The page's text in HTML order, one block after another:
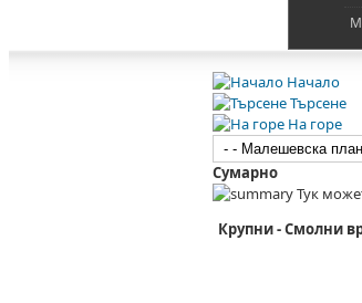
Начало
Търсене
На горе
Сумарно
Тук
Крупни - Смолни